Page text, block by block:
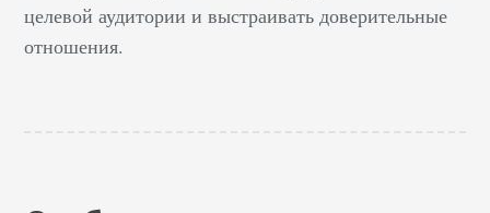
целевой аудитории и выстраивать доверительные
отношения.